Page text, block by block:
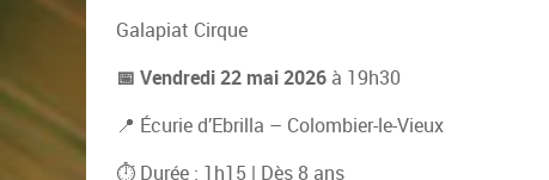
Galapiat Cirque
📅 Vendredi 22 mai 2026 à 19h30
📍 Écurie d’Ebrilla – Colombier-le-Vieux
⏱ Durée : 1h15 | Dès 8 ans